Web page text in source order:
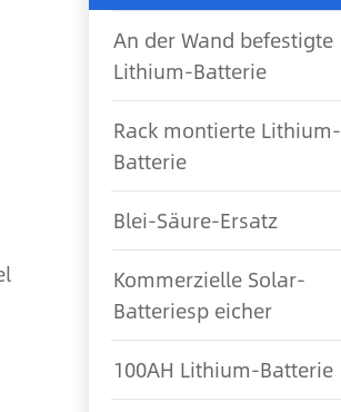
An der Wand befestigte
Lithium-Batterie
Rack montierte Lithium-
Batterie
Blei-Säure-Ersatz
Kommerzielle Solar-
Batteriesp eicher
100AH Lithium-Batterie